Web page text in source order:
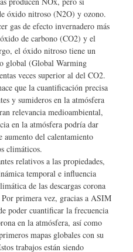
óxido nitroso (N2O) y ozono.
gas de efecto invernadero más
de carbono (CO2) y el
el óxido nitroso tiene un
global (Global Warming
veces superior al del CO2.
que la cuantificación precisa
y sumideros en la atmósfera
relevancia medioambiental,
en la atmósfera podría dar
aumento del calentamiento
climáticos.
relativos a las propiedades,
temporal e influencia
de las descargas corona
Por primera vez, gracias a ASIM
poder cuantificar la frecuencia
en la atmósfera, así como
mapas globales con su
trabajos están siendo